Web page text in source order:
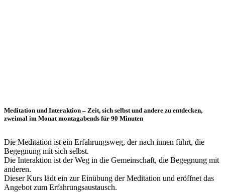
Meditation und Interaktion – Zeit, sich selbst und andere zu entdecken,
zweimal im Monat montagabends für 90 Minuten
Die Meditation ist ein Erfahrungsweg, der nach innen führt, die
Begegnung mit sich selbst.
Die Interaktion ist der Weg in die Gemeinschaft, die Begegnung mit
anderen.
Dieser Kurs lädt ein zur Einübung der Meditation und eröffnet das
Angebot zum Erfahrungsaustausch.